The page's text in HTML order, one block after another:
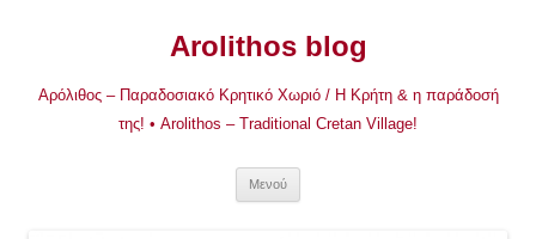
Arolithos blog
Αρόλιθος – Παραδοσιακό Κρητικό Χωριό / Η Κρήτη & η παράδοσή
της! • Arolithos – Traditional Cretan Village!
Μενού